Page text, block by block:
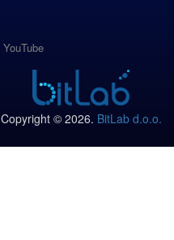
YouTube
Copyright © 2026. BitLab d.o.o.